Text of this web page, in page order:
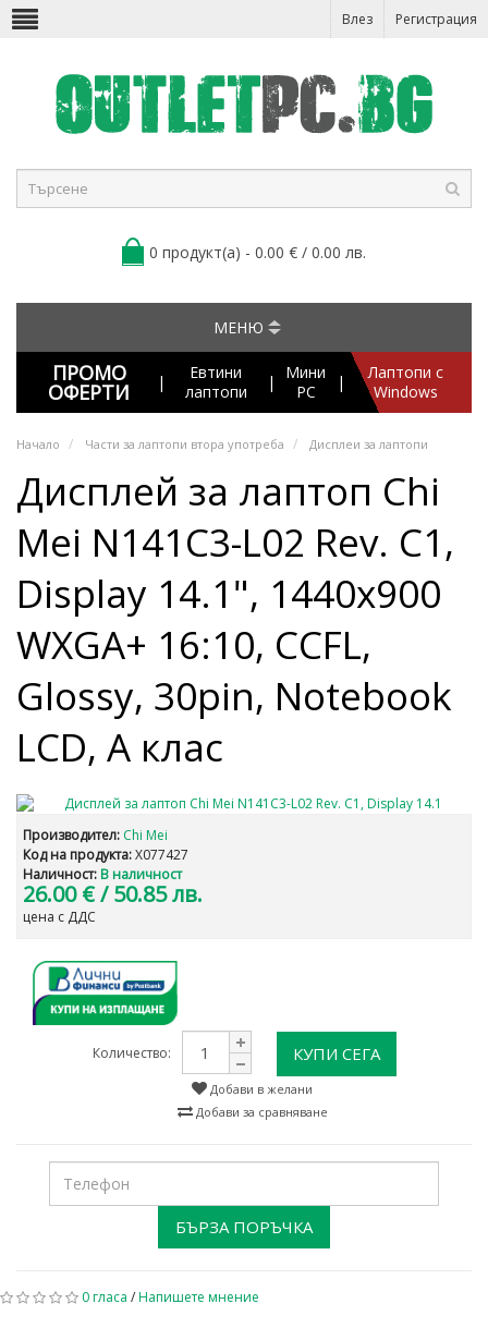
Влез Регистрация
0 продукт(а) - 0.00 € / 0.00 лв.
МЕНЮ
ПРОМО
ОФЕРТИ |
Евтини
лаптопи
|
Мини
PC
|
Лаптопи с
Windows
Начало Части за лаптопи втора употреба Дисплеи за лаптопи
Дисплей за лаптоп Chi
Mei N141C3-L02 Rev. C1,
Display 14.1", 1440x900
WXGA+ 16:10, CCFL,
Glossy, 30pin, Notebook
LCD, А клас
Производител: Chi Mei
Код на продукта:X077427
Наличност: В наличност
26.00 €/ 50.85 лв.
цена с ДДС
Количество: КУПИ СЕГА
Добави в желани
Добави за сравняване
БЪРЗА ПОРЪЧКА
0 гласа /Напишете мнение